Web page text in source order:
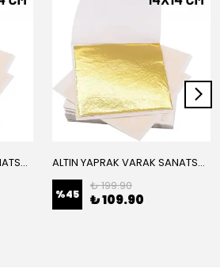
ALTIN YAPRAK VARAK SANATSAL BÜYÜK BOY FOLYO EPOKSİ REÇİNE NAİL ART 16 ADET 14X14 CM ALTIN RENK ALTIN YAPRAK VARAK SANATSAL BÜYÜK BOY FOLYO EPOKSİ REÇİNE NAİL ART 8 ADET ALTIN RENK 14X14 CM
%45
₺ 199.90
₺ 109.90